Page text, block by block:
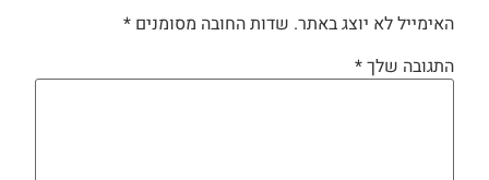
האימייל לא יוצג באתר. שדות החובה מסומנים *
התגובה שלך*